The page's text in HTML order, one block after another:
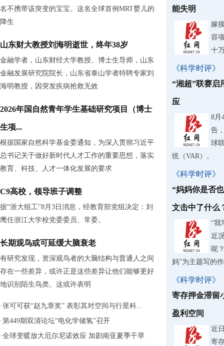
名不携带该突变的宝宝。这名全球首例MRT婴儿的
降生
山东财大教授刘海明逝世，终年38岁
金融学者，山东财经大学教授、博士生导师，山东
金融发展研究院院长，山东省泰山学者特聘专家刘
海明教授，因突发疾病抢救无效
2026年国自然青年学生基础研究项目（博士
生项...
根据国家自然科学基金委通知，为深入贯彻习近平
总书记关于做好新时代人才工作的重要思想，落实
教育、科技、人才一体化发展的要求
C9高校，领导班子调整
据“浙大组工”8月3日消息，经教育部党组决定：刘
鹰任浙江大学校党委委员、常委。
长期观鸟或可延缓大脑衰老
有研究发现，资深观鸟者的大脑结构与普通人之间
存在一些差异，或许正是这些差异让他们能够更好
地识别陌生鸟类。这或许表明
·张可可获“赵九章奖” 表彰其对空间与行星科...
·第449期双清论坛“电化学储氢”召开
·全球变暖放大厄尔尼诺效应 加剧南亚夏季干旱
能失明
嫁
容
十
《科学时评》
“湘超”联赛启
应
8月
告
球
统（VAR）。
《科学时评》
“妈妈你是否
文击中了什么
“我
近
呢
妈”为主题写的
《科学时评》
寄存押金滞留
盈利空间
近
寄